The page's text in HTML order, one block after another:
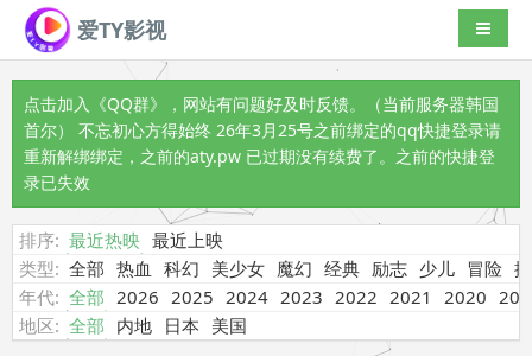
爱TY影视 导航切
点击加入《QQ群》
，网站有问题好及时反馈。（当前服务器韩国
首尔） 不忘初心方得始终 26年3月25号之前绑定的qq快捷登录请
重新解绑绑定，之前的aty.pw 已过期没有续费了。之前的快捷登
录已失效
排序: 最近热映 最近上映
类型: 全部 热血 科幻 美少女 魔幻 经典 励志 少儿 冒险
年代: 全部 2026 2025 2024 2023 2022 2021 2020
地区: 全部 内地 日本 美国